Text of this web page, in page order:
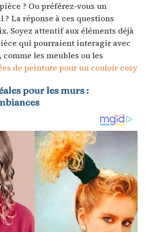
? Ou préférez-vous un
La réponse à ces questions
Soyez attentif aux éléments déjà
qui pourraient interagir avec
les meubles ou les
de peinture pour un couloir cosy
pour les murs :